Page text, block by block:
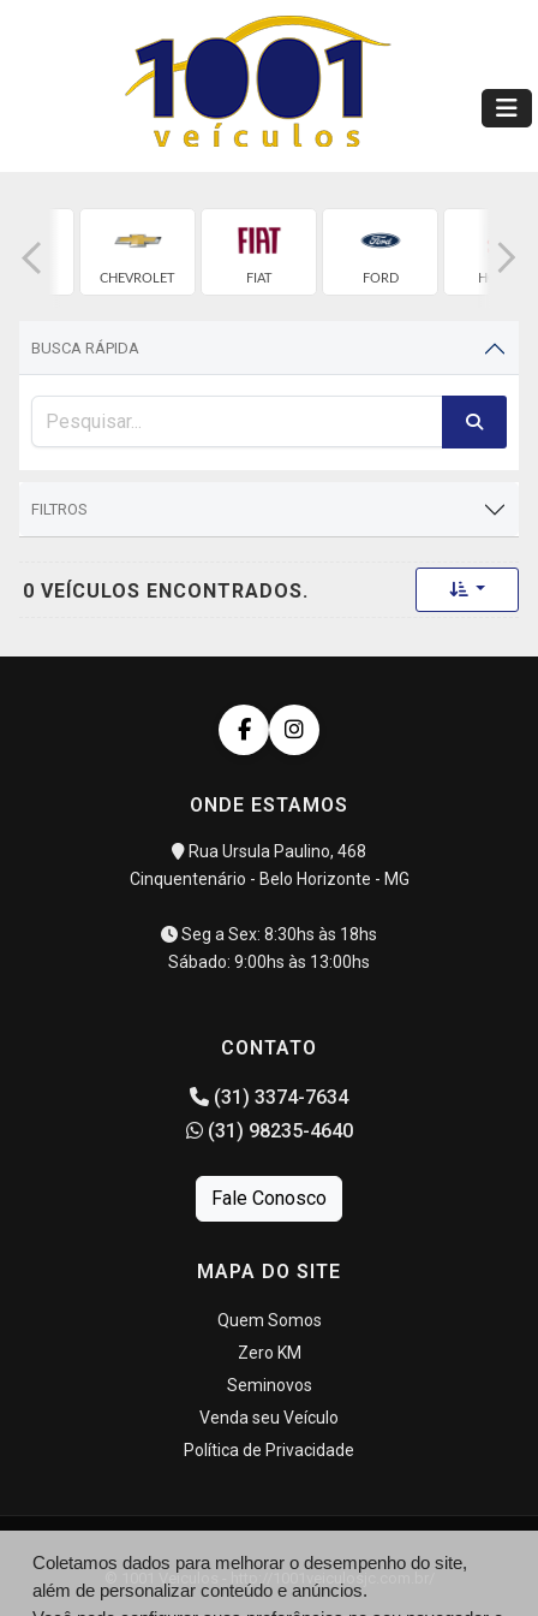
BYD
CHEVROLET
FIAT FORD HONDA
BUSCA RÁPIDA
FILTROS
0 VEÍCULOS ENCONTRADOS. Toggle
ONDE ESTAMOS
Rua Ursula Paulino, 468
Cinquentenário - Belo Horizonte - MG
Seg a Sex: 8:30hs às 18hs
Sábado: 9:00hs às 13:00hs
CONTATO
(31) 3374-7634
(31) 98235-4640
Fale Conosco
MAPA DO SITE
Quem Somos
Zero KM
Seminovos
Venda seu Veículo
Política de Privacidade
© 1001 Veiculos - http://1001veiculosjc.com.br/
Coletamos dados para melhorar o desempenho do site,
além de personalizar conteúdo e anúncios.